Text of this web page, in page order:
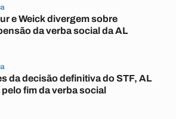
e Weick divergem sobre
da verba social da AL
da decisão definitiva do STF, AL
fim da verba social